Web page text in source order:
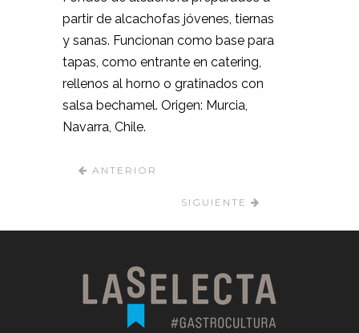
partir de alcachofas jóvenes, tiernas
y sanas. Funcionan como base para
tapas, como entrante en catering,
rellenos al horno o gratinados con
salsa bechamel. Origen: Murcia,
Navarra, Chile.
ANTERIOR
SIGUIENTE